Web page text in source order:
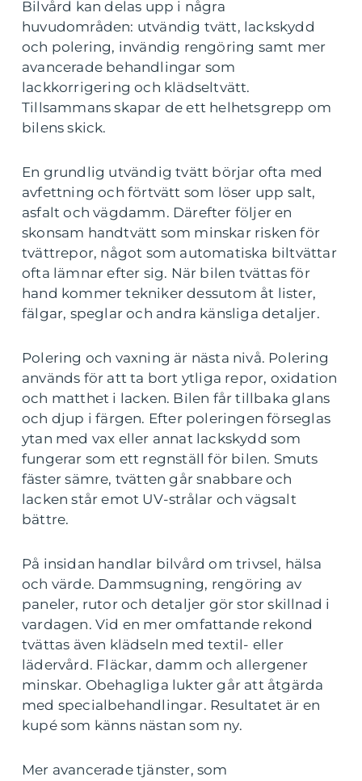
Bilvård kan delas upp i några
huvudområden: utvändig tvätt, lackskydd
och polering, invändig rengöring samt mer
avancerade behandlingar som
lackkorrigering och klädseltvätt.
Tillsammans skapar de ett helhetsgrepp om
bilens skick.
En grundlig utvändig tvätt börjar ofta med
avfettning och förtvätt som löser upp salt,
asfalt och vägdamm. Därefter följer en
skonsam handtvätt som minskar risken för
tvättrepor, något som automatiska biltvättar
ofta lämnar efter sig. När bilen tvättas för
hand kommer tekniker dessutom åt lister,
fälgar, speglar och andra känsliga detaljer.
Polering och vaxning är nästa nivå. Polering
används för att ta bort ytliga repor, oxidation
och matthet i lacken. Bilen får tillbaka glans
och djup i färgen. Efter poleringen förseglas
ytan med vax eller annat lackskydd som
fungerar som ett regnställ för bilen. Smuts
fäster sämre, tvätten går snabbare och
lacken står emot UV-strålar och vägsalt
bättre.
På insidan handlar bilvård om trivsel, hälsa
och värde. Dammsugning, rengöring av
paneler, rutor och detaljer gör stor skillnad i
vardagen. Vid en mer omfattande rekond
tvättas även klädseln med textil- eller
lädervård. Fläckar, damm och allergener
minskar. Obehagliga lukter går att åtgärda
med specialbehandlingar. Resultatet är en
kupé som känns nästan som ny.
Mer avancerade tjänster, som